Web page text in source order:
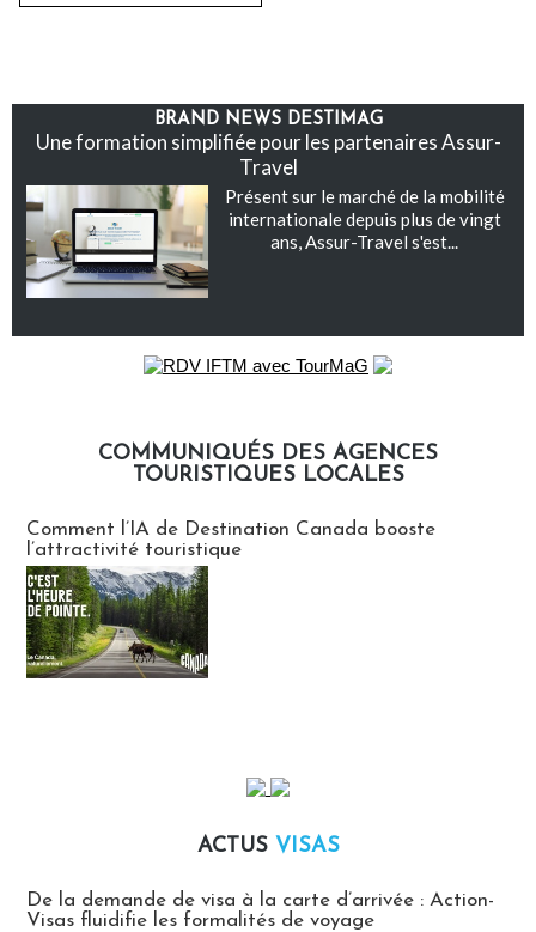
BRAND NEWS DESTIMAG
Une formation simplifiée pour les partenaires Assur-
Travel
Présent sur le marché de la mobilité
internationale depuis plus de vingt
ans, Assur-Travel s'est...
COMMUNIQUÉS DES AGENCES
TOURISTIQUES LOCALES
Comment l’IA de Destination Canada booste
l’attractivité touristique
ACTUS VISAS
De la demande de visa à la carte d’arrivée : Action-
Visas fluidifie les formalités de voyage